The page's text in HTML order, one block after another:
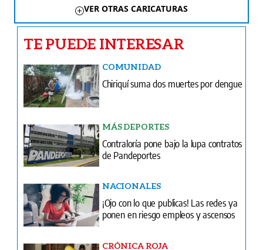
VER OTRAS CARICATURAS
TE PUEDE INTERESAR
COMUNIDAD
Chiriquí suma dos muertes por dengue
MÁS DEPORTES
Contraloría pone bajo la lupa contratos
de Pandeportes
NACIONALES
¡Ojo con lo que publicas! Las redes ya
ponen en riesgo empleos y ascensos
CRÓNICA ROJA